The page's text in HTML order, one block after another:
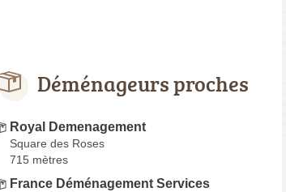
Déménageurs proches
Royal Demenagement
Square des Roses
715 mètres
France Déménagement Services